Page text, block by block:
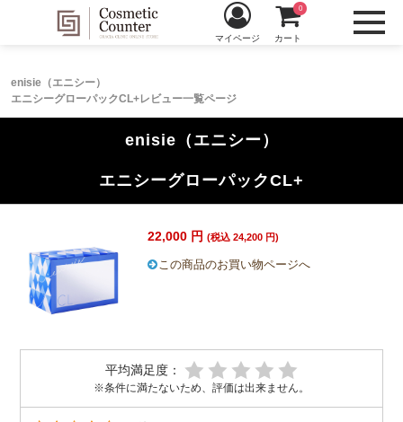
enisie（エニシー）
エニシーグローパックCL+レビュー一覧ページ
マイページ カート
0
enisie（エニシー）
エニシーグローパックCL+
22,000 円 (税込 24,200 円)
この商品のお買い物ページへ
平均満足度：
※条件に満たないため、評価は出来ません。